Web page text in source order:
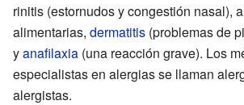
rinitis (estornudos y congestión nasal),
alimentarias, dermatitis (problemas de
yanafilaxia (una reacción grave). Los
especialistas en alergias se llaman
alergistas.